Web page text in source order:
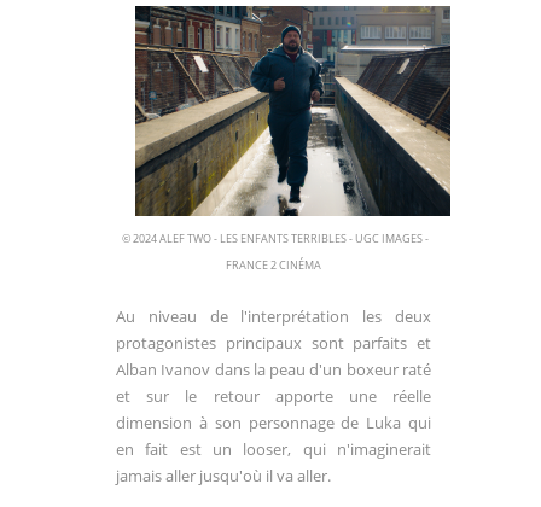
© 2024 ALEF TWO - LES ENFANTS TERRIBLES - UGC IMAGES -
FRANCE 2 CINÉMA
Au niveau de l'interprétation les deux
protagonistes principaux sont parfaits et
Alban Ivanov dans la peau d'un boxeur raté
et sur le retour apporte une réelle
dimension à son personnage de Luka qui
en fait est un looser, qui n'imaginerait
jamais aller jusqu'où il va aller.